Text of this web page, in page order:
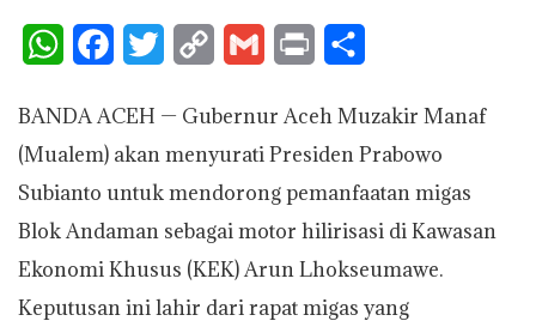
W
a
t
s
c
e
b
t
t
p
y
L
i
a
l
i
n
t
a
r
e
BANDA ACEH — Gubernur Aceh Muzakir Manaf
(Mualem) akan menyurati Presiden Prabowo
Subianto untuk mendorong pemanfaatan migas
Blok Andaman sebagai motor hilirisasi di Kawasan
Ekonomi Khusus (KEK) Arun Lhokseumawe.
Keputusan ini lahir dari rapat migas yang